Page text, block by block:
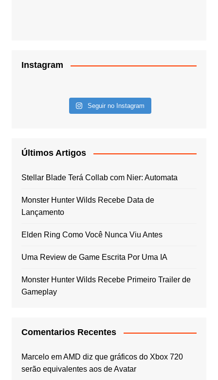
Instagram
Seguir no Instagram
Últimos Artigos
Stellar Blade Terá Collab com Nier: Automata
Monster Hunter Wilds Recebe Data de
Lançamento
Elden Ring Como Você Nunca Viu Antes
Uma Review de Game Escrita Por Uma IA
Monster Hunter Wilds Recebe Primeiro Trailer de
Gameplay
Comentarios Recentes
MarceloemAMD diz que gráficos do Xbox 720
serão equivalentes aos de Avatar